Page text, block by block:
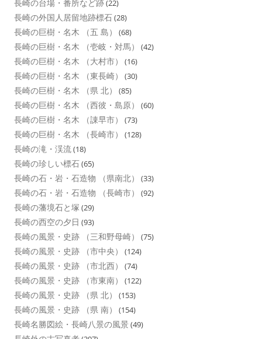
長崎の台場・番所など跡(22)
長崎の外国人居留地跡標石(28)
長崎の巨樹・名木 （五 島） (68)
長崎の巨樹・名木 （壱岐・対馬） (42)
長崎の巨樹・名木 （大村市） (16)
長崎の巨樹・名木 （東長崎） (30)
長崎の巨樹・名木 （県 北） (85)
長崎の巨樹・名木 （西彼・島原） (60)
長崎の巨樹・名木 （諌早市） (73)
長崎の巨樹・名木 （長崎市） (128)
長崎の滝・渓流(18)
長崎の珍しい標石(65)
長崎の石・岩・石造物 （県南北） (33)
長崎の石・岩・石造物 （長崎市） (92)
長崎の藩境石と塚 (29)
長崎の西空の夕日 (93)
長崎の風景・史跡 （三和野母崎） (75)
長崎の風景・史跡 （市中央） (124)
長崎の風景・史跡 （市北西） (74)
長崎の風景・史跡 （市東南） (122)
長崎の風景・史跡 （県 北） (153)
長崎の風景・史跡 （県 南） (154)
長崎名勝図絵・長崎八景の風景 (49)